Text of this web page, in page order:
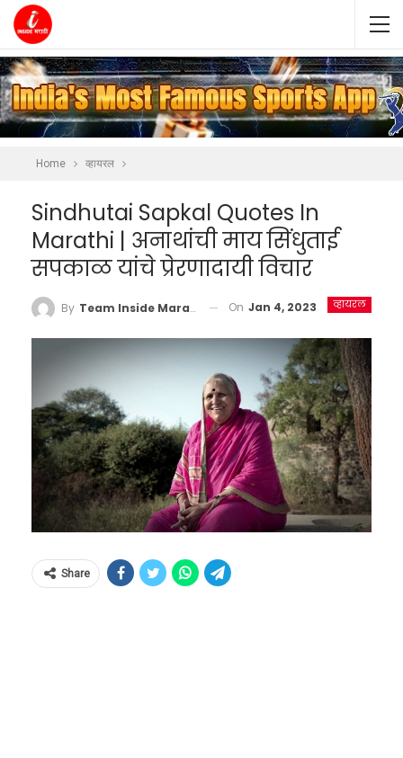
Home व्हायरल
Sindhutai Sapkal Quotes In
Marathi | अनाथांची माय सिंधुताई
सपकाळ यांचे प्रेरणादायी विचार
व्हायरल
By Team Inside Marathi On Jan 4, 2023
Share